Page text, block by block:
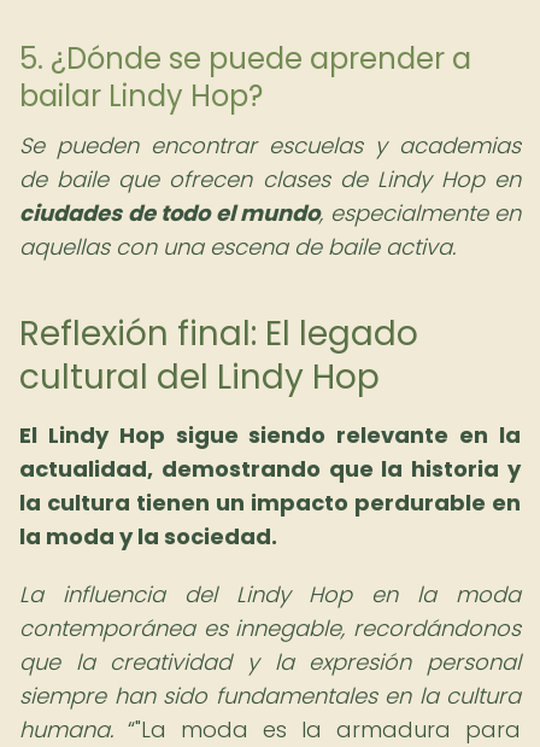
5. ¿Dónde se puede aprender a
bailar Lindy Hop?
Se pueden encontrar escuelas y academias
de baile que ofrecen clases de Lindy Hop en
ciudades de todo el mundo, especialmente en
aquellas con una escena de baile activa.
Reflexión final: El legado
cultural del Lindy Hop
El Lindy Hop sigue siendo relevante en la
actualidad, demostrando que la historia y
la cultura tienen un impacto perdurable en
la moda y la sociedad.
La influencia del Lindy Hop en la moda
contemporánea es innegable, recordándonos
que la creatividad y la expresión personal
siempre han sido fundamentales en la cultura
humana.
"La moda es la armadura para